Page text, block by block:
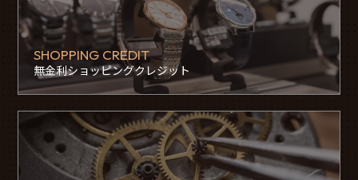
SHOPPING CREDIT
無金利ショッピングクレジット